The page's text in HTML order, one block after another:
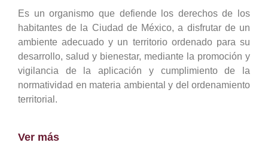
Es un organismo que defiende los derechos de los
habitantes de la Ciudad de México, a disfrutar de un
ambiente adecuado y un territorio ordenado para su
desarrollo, salud y bienestar, mediante la promoción y
vigilancia de la aplicación y cumplimiento de la
normatividad en materia ambiental y del ordenamiento
territorial.
Ver más